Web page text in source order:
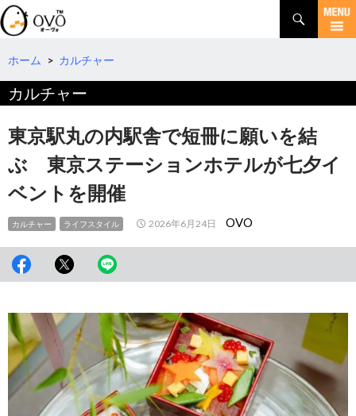
検
索
コ
テ
ツ
へ
移
動
ホーム > カルチャー
カルチャー
東京駅丸の内駅舎で短冊に願いを結
ぶ 東京ステーションホテルが七夕イ
ベントを開催
カルチャー ライフスタイル 2026年6月24日 OVO